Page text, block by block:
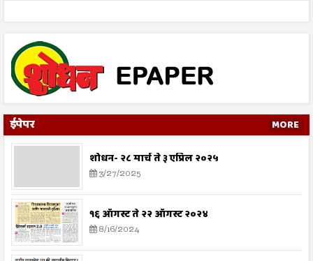
ईपेपर MORE
शोधन- २८ मार्च ते ३ एप्रिल २०२५
3/27/2025
१६ ऑगस्ट ते २२ ऑगस्ट २०२४
8/16/2024